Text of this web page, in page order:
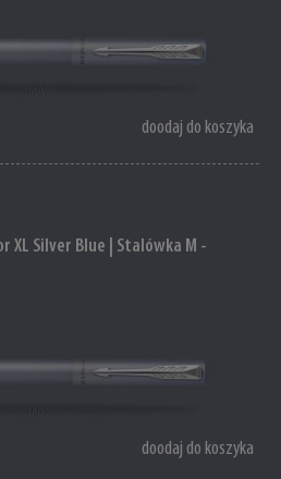
doodaj do koszyka
XL Silver Blue | Stalówka M -
doodaj do koszyka